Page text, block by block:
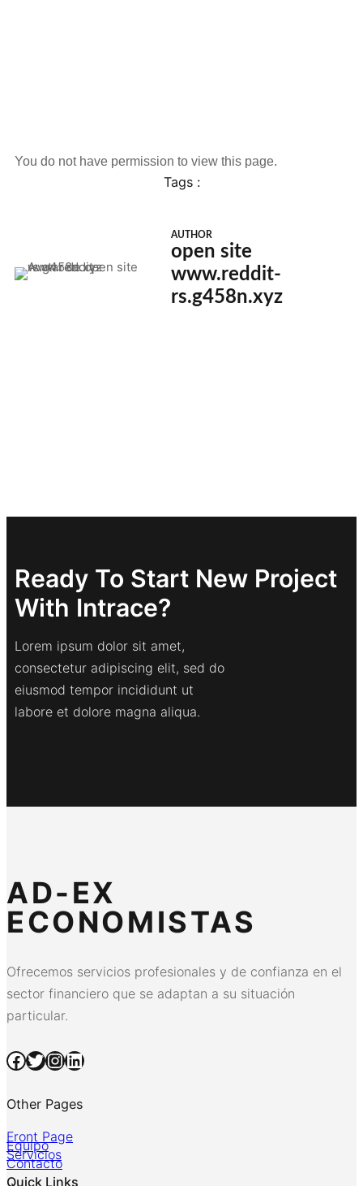
You do not have permission to view this page.
Tags :
AUTHOR
open site
www.reddit-
rs.g458n.xyz
Ready To Start New Project
With Intrace?
Lorem ipsum dolor sit amet,
consectetur adipiscing elit, sed do
eiusmod tempor incididunt ut
labore et dolore magna aliqua.
AD-EX
ECONOMISTAS
Ofrecemos servicios profesionales y de confianza en el
sector financiero que se adaptan a su situación
particular.
Facebook Twitter InstagramLinkedIn
Other Pages
Front Page
Equipo
Servicios
Contacto
Quick Links